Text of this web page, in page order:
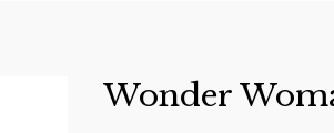
Wonder